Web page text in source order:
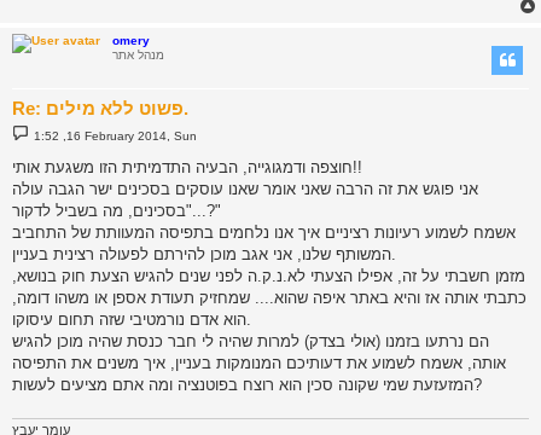
omery
מנהל אתר
Re: פשוט ללא מילים.
P
t
1:52 ,16 February 2014, Sun
חוצפה ודמגוגייה, הבעיה התדמיתית הזו משגעת אותי!!
אני פוגש את זה הרבה שאני אומר שאנו עוסקים בסכינים ישר הגבה עולה
"בסכינים, מה בשביל לדקור...?"
אשמח לשמוע רעיונות רציניים איך אנו נלחמים בתפיסה המעוותת של התחביב
המשותף שלנו, אני אגב מוכן להירתם לפעולה רצינית בעניין.
מזמן חשבתי על זה, אפילו הצעתי לא.נ.ק.ה לפני שנים להגיש הצעת חוק בנושא,
כתבתי אותה אז והיא באתר איפה שהוא.... שמחזיק תעודת אספן או משהו דומה,
הוא אדם נורמטיבי שזה תחום עיסוקו.
הם נרתעו בזמנו (אולי בצדק) למרות שהיה לי חבר כנסת שהיה מוכן להגיש
אותה, אשמח לשמוע את דעותיכם המנומקות בעניין, איך משנים את התפיסה
המזעזעת שמי שקונה סכין הוא רוצח בפוטנציה ומה אתם מציעים לעשות?
עומר יעבץ